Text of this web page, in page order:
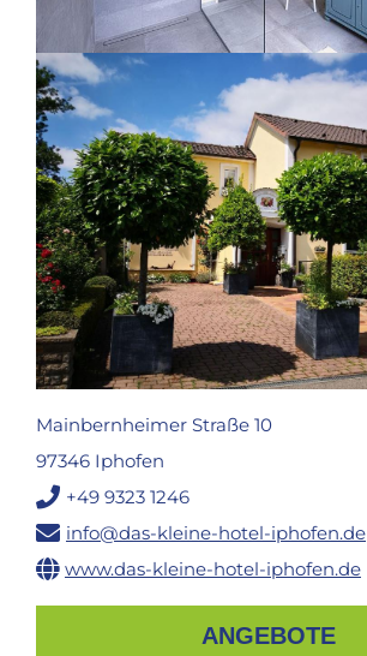
Mainbernheimer Straße 10
97346 Iphofen
+49 9323 1246
info@das-kleine-hotel-iphofen.de
www.das-kleine-hotel-iphofen.de
ANGEBOTE